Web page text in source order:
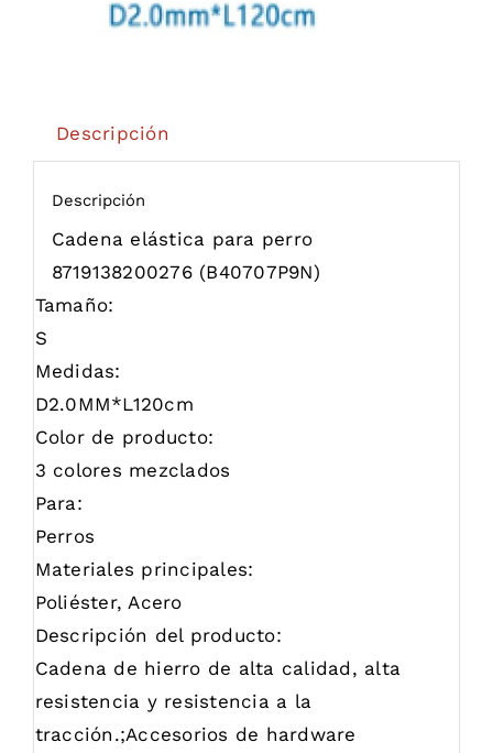
Descripción
Descripción
Cadena elástica para perro
8719138200276 (B40707P9N)
Tamaño:
S
Medidas:
D2.0MM*L120cm
Color de producto:
3 colores mezclados
Para:
Perros
Materiales principales:
Poliéster, Acero
Descripción del producto:
Cadena de hierro de alta calidad, alta
resistencia y resistencia a la
tracción.;Accesorios de hardware